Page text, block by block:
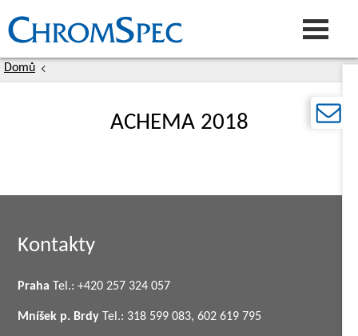
hlavnímu
Hlavní
Domů
ACHEMA 2018
Kontakty
Praha Tel.: +420 257 324 057
Mníšek p. Brdy Tel.: 318 599 083, 602 619 795